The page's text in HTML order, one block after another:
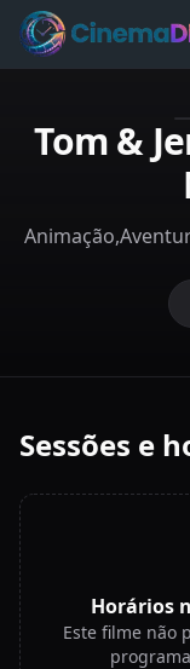
Tom &
Sessões e
Horários
Este filme não